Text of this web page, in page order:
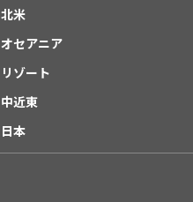
北米
オセアニア
リゾート
中近東
日本